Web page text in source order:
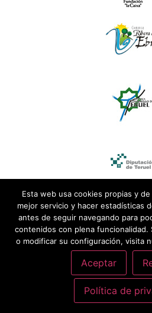
Esta web usa cookies propias y
mejor servicio y hacer estadísticas
antes de seguir navegando para
contenidos con plena funcionalidad.
o modificar su configuración, visita
Aceptar
Política de